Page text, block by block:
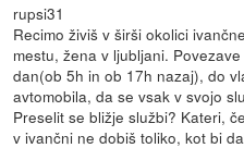
rupsi31
Recimo živiš v širši okolici
mestu, žena v ljubljani.
dan(ob 5h in ob 17h nazaj), do
avtomobila, da se vsak v svojo
Preselit se bližje službi? Kateri,
v ivančni ne dobiš toliko, kot bi